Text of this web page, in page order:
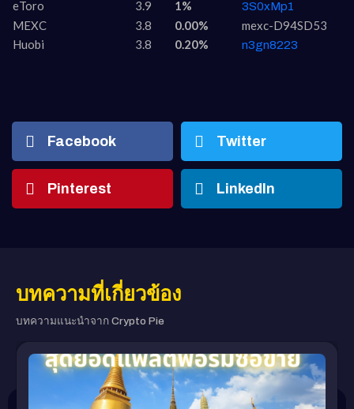
eToro 3.9 1% 3S0xMp1
MEXC 3.8 0.00%
mexc-D94SD53
Huobi
3.8 0.20% n3gn8223
Facebook Twitter
Pinterest LinkedIn
บทความที่เกี่ยวข้อง
บทความแนะนำจาก Crypto Pie